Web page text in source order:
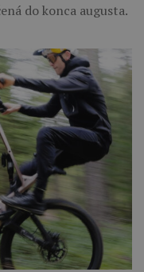
do konca augusta.